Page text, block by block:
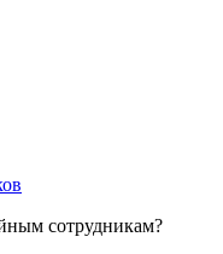
сотрудникам?